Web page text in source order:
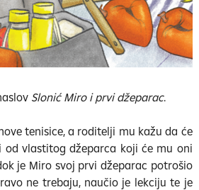
Slonić Miro i prvi džeparac.
tenisice, a roditelji mu kažu da će
vlastitog džeparca koji će mu oni
je Miro svoj prvi džeparac potrošio
ne trebaju, naučio je lekciju te je